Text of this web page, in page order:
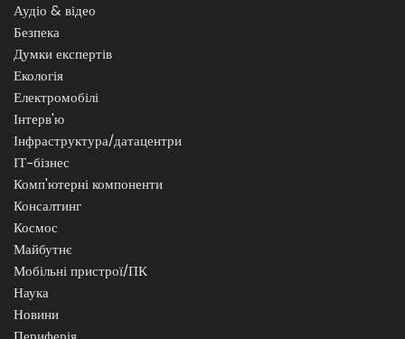
Аудіо & відео
Безпека
Думки експертів
Екологія
Електромобілі
Інтерв'ю
Інфраструктура/датацентри
ІТ-бізнес
Комп'ютерні компоненти
Консалтинг
Космос
Майбутнє
Мобільні пристрої/ПК
Наука
Новини